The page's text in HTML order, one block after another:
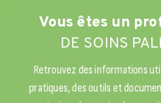
Vous êtes un
DE SOINS
Retrouvez des informations
pratiques, des outils et